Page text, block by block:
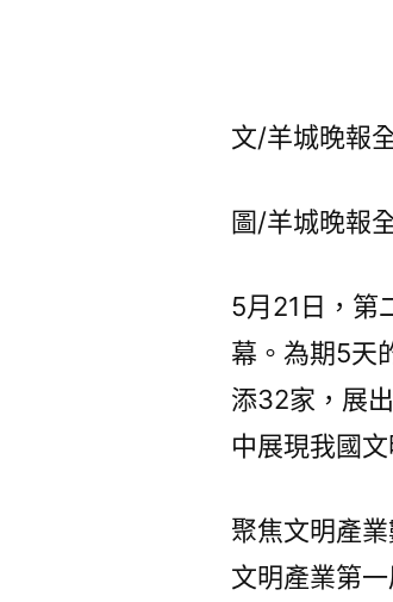
文/羊城晚報
圖/羊城晚報
5月21日，第
幕。為期5天
添32家，展
中展現我國
聚焦文明產
文明產業第